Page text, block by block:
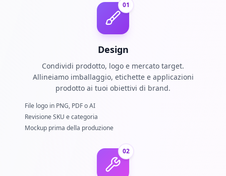
01
Design
Condividi prodotto, logo e mercato target.
Allineiamo imballaggio, etichette e applicazioni
prodotto ai tuoi obiettivi di brand.
File logo in PNG, PDF o AI
Revisione SKU e categoria
Mockup prima della produzione
02